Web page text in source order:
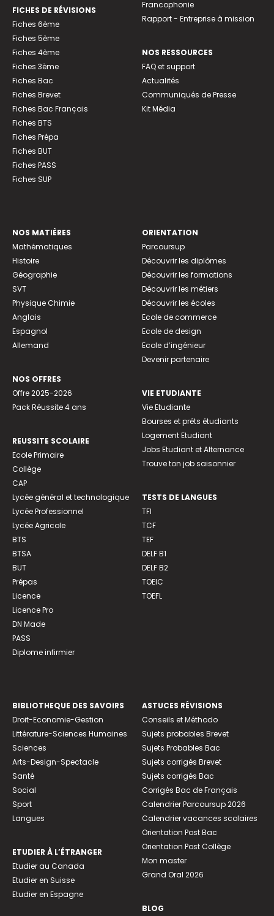
FICHES DE RÉVISIONS
Fiches 6ème
Fiches 5ème
Fiches 4ème
Fiches 3ème
Fiches Bac
Fiches Brevet
Fiches Bac Français
Fiches BTS
Fiches Prépa
Fiches BUT
Fiches PASS
Fiches SUP
Francophonie
Rapport - Entreprise à mission
NOS RESSOURCES
FAQ et support
Actualités
Communiqués de Presse
Kit Média
NOS MATIÈRES
Mathématiques
Histoire
Géographie
SVT
Physique Chimie
Anglais
Espagnol
Allemand
NOS OFFRES
Offre 2025-2026
Pack Réussite 4 ans
REUSSITE SCOLAIRE
Ecole Primaire
Collège
CAP
Lycée général et technologique
Lycée Professionnel
Lycée Agricole
BTS
BTSA
BUT
Prépas
Licence
Licence Pro
DN Made
PASS
Diplome infirmier
ORIENTATION
Parcoursup
Découvrir les diplômes
Découvrir les formations
Découvrir les métiers
Découvrir les écoles
Ecole de commerce
Ecole de design
Ecole d’ingénieur
Devenir partenaire
VIE ETUDIANTE
Vie Etudiante
Bourses et prêts étudiants
Logement Etudiant
Jobs Etudiant et Alternance
Trouve ton job saisonnier
TESTS DE LANGUES
TFI
TCF
TEF
DELF B1
DELF B2
TOEIC
TOEFL
BIBLIOTHEQUE DES SAVOIRS
Droit-Economie-Gestion
Littérature-Sciences Humaines
Sciences
Arts-Design-Spectacle
Santé
Social
Sport
Langues
ETUDIER À L’ÉTRANGER
Etudier au Canada
Etudier en Suisse
Etudier en Espagne
ASTUCES RÉVISIONS
Conseils et Méthodo
Sujets probables Brevet
Sujets Probables Bac
Sujets corrigés Brevet
Sujets corrigés Bac
Corrigés Bac de Français
Calendrier Parcoursup 2026
Calendrier vacances scolaires
Orientation Post Bac
Orientation Post Collège
Mon master
Grand Oral 2026
BLOG